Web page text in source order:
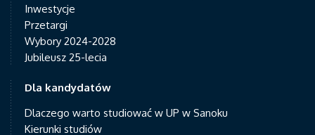
Inwestycje
Przetargi
Wybory 2024-2028
Jubileusz 25-lecia
Dla kandydatów
Dlaczego warto studiować w UP w Sanoku
Kierunki studiów